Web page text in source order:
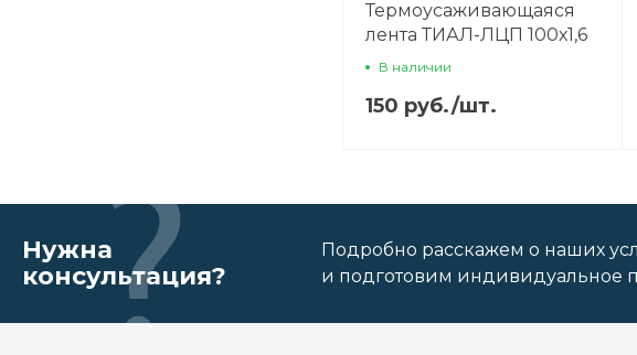
Термоусаживающаяся
лента ТИАЛ-ЛЦП 100х1,6
В наличии
150 руб./шт.
Нужна
консультация?
Подробно расскажем о наших
и подготовим индивидуальное